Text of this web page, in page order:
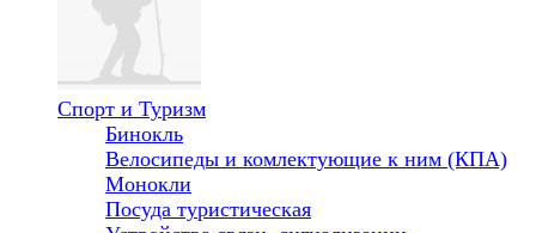
Спорт и Туризм
Бинокль
Велосипеды и комлектующие к ним (КПА)
Монокли
Посуда туристическая